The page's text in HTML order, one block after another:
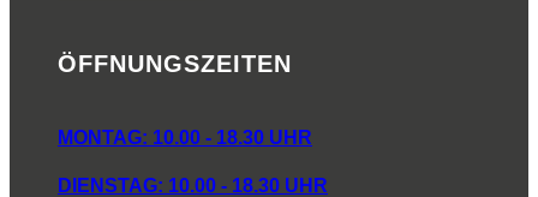
ÖFFNUNGSZEITEN
MONTAG: 10.00 - 18.30 UHR
DIENSTAG: 10.00 - 18.30 UHR